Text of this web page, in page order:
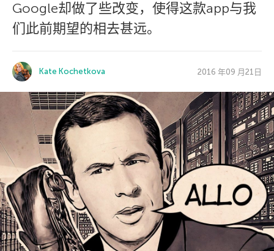
Google却做了些改变，使得这款app与我
们此前期望的相去甚远。
Kate Kochetkova 2016 年09 月21日